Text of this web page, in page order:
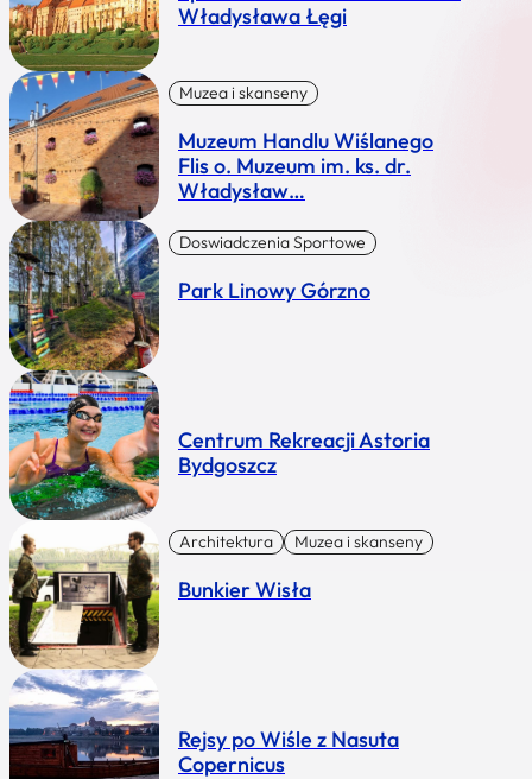
Władysława Łęgi
Muzea i skanseny
Muzeum Handlu Wiślanego
Flis o. Muzeum im. ks. dr.
Władysław…
Doswiadczenia Sportowe
Park Linowy Górzno
Centrum Rekreacji Astoria
Bydgoszcz
Architektura Muzea i skanseny
Bunkier Wisła
Rejsy po Wiśle z Nasuta
Copernicus